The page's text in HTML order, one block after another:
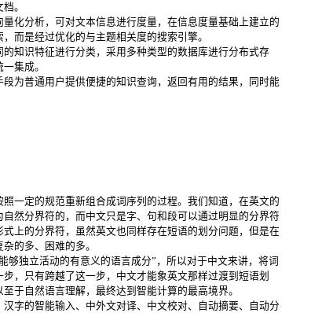
。
化分析，可对文本信息进行度量，在信息度量基础上建立的
而是经过优化的与主题相关度的搜索引擎。
知识特征进行分类，采用多种类型的数据库进行分布式存
集成。
为普通用户提供便捷的知识查询，返回有用的结果，同时能
一定的规范重新组合成词序列的过程。我们知道，在英文的
然分界符的，而中文只是字、句和段可以通过明显的分界符
上的分界符，虽然英文也同样存在短语的划分问题，但是在
的多、困难的多。
够独立活动的有意义的语言成分”，所以对于中文来讲，将词
，只有跨越了这一步，中文才能象英文那样过渡到短语划
于自然语言理解，最终达到智能计算的最高境界。
字的智能输入、中外文对译、中文校对、自动摘要、自动分